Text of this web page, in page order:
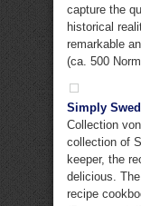
capture the
historical
remarkable
(ca. 500
Simply
Collection
collection of
keeper, the
delicious.
recipe